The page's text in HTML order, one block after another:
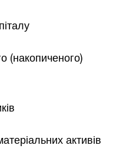
(накопиченого)
активів